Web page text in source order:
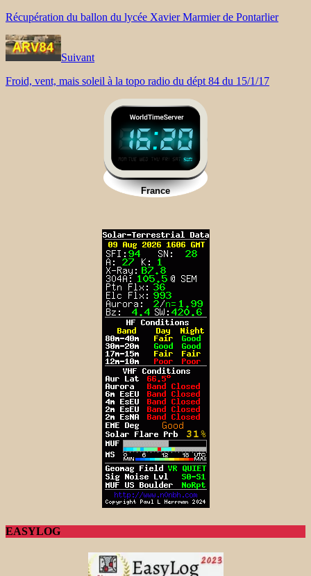
Récupération du ballon du lycée Xavier Marmier de Pontarlier
Suivant
Froid, vent, mais soleil à la topo radio du dépt 84 du 15/1/17
EASYLOG